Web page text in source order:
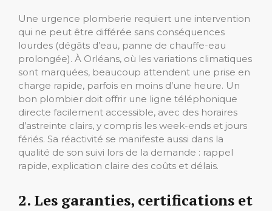
Une urgence plomberie requiert une intervention
qui ne peut être différée sans conséquences
lourdes (dégâts d’eau, panne de chauffe-eau
prolongée). À Orléans, où les variations climatiques
sont marquées, beaucoup attendent une prise en
charge rapide, parfois en moins d’une heure. Un
bon plombier doit offrir une ligne téléphonique
directe facilement accessible, avec des horaires
d’astreinte clairs, y compris les week-ends et jours
fériés. Sa réactivité se manifeste aussi dans la
qualité de son suivi lors de la demande : rappel
rapide, explication claire des coûts et délais.
2. Les garanties, certifications et